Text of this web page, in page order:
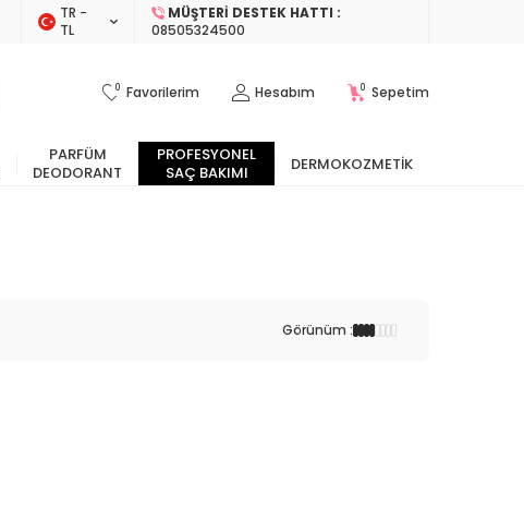
TR −
TL
MÜŞTERI DESTEK HATTI :
08505324500
0 Favorilerim Hesabım 0 Sepetim
PARFÜM
DEODORANT
PROFESYONEL
SAÇ BAKIMI
DERMOKOZMETIK
Görünüm :